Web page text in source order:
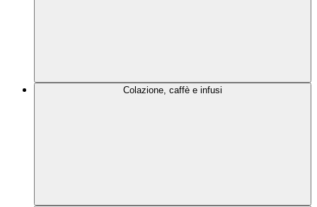
Colazione, caffè e infusi